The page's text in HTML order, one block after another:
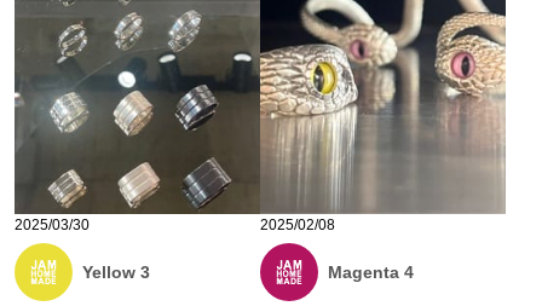
2025/03/30
Yellow 3
2025/02/08
Magenta 4